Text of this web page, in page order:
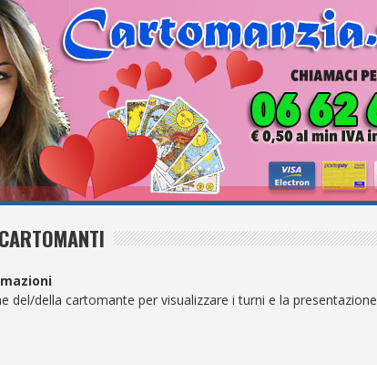
del/della cartomante per visualizzare i turni e la presentazione